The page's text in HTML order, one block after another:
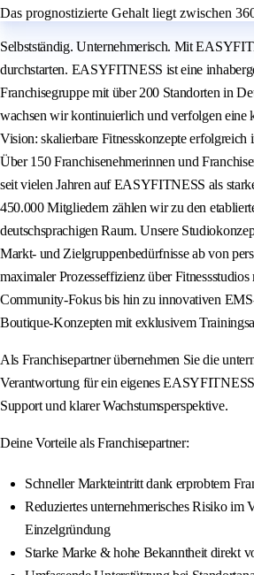
Das prognostizierte Gehalt liegt zwischen
Selbstständig. Unternehmerisch. Mit
durchstarten. EASYFITNESS ist eine
Franchisegruppe mit über 200 Standorten in
wachsen wir kontinuierlich und verfolgen eine
Vision: skalierbare Fitnesskonzepte erfolgreich
Über 150 Franchisenehmerinnen und
seit vielen Jahren auf EASYFITNESS als
450.000 Mitgliedern zählen wir zu den
deutschsprachigen Raum. Unsere
Markt- und Zielgruppenbedürfnisse ab von
maximaler Prozesseffizienz über
Community-Fokus bis hin zu innovativen
Boutique-Konzepten mit exklusivem
Als Franchisepartner übernehmen Sie die
Verantwortung für ein eigenes
Support und klarer Wachstumsperspektive.
Deine Vorteile als Franchisepartner:
Schneller Markteintritt dank erprobtem
Reduziertes unternehmerisches Risiko im
Einzelgründung
Starke Marke & hohe Bekanntheit direkt